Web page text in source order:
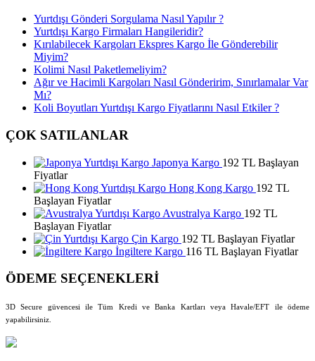
Yurtdışı Gönderi Sorgulama Nasıl Yapılır ?
Yurtdışı Kargo Firmaları Hangileridir?
Kırılabilecek Kargoları Ekspres Kargo İle Gönderebilir
Miyim?
Kolimi Nasıl Paketlemeliyim?
Ağır ve Hacimli Kargoları Nasıl Gönderirim, Sınırlamalar Var
Mı?
Koli Boyutları Yurtdışı Kargo Fiyatlarını Nasıl Etkiler ?
ÇOK SATILANLAR
Japonya Kargo 192 TL Başlayan
Fiyatlar
Hong Kong Kargo 192 TL
Başlayan Fiyatlar
Avustralya Kargo 192 TL
Başlayan Fiyatlar
Çin Kargo 192 TL Başlayan Fiyatlar
İngiltere Kargo 116 TL Başlayan Fiyatlar
ÖDEME SEÇENEKLERİ
3D Secure güvencesi ile Tüm Kredi ve Banka Kartları veya Havale/EFT ile ödeme
yapabilirsiniz.